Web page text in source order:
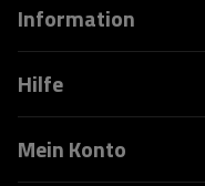
Information
Hilfe
Mein Konto